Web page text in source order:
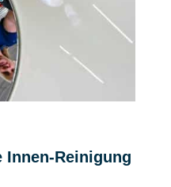
Innen-Reinigung